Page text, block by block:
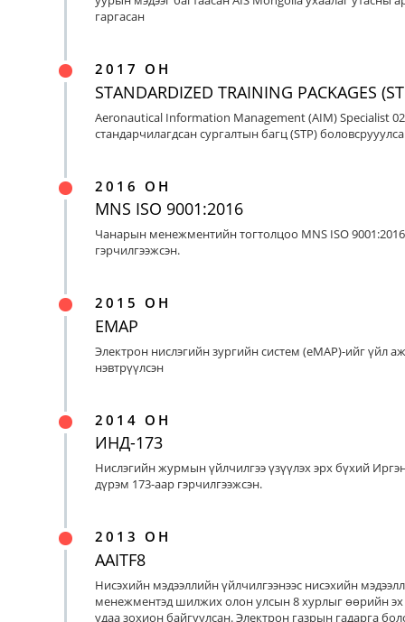
гаргасан
2017 ОН
STANDARDIZED TRAINING PACKAGES
Aeronautical Information Management (AIM) Specialist
стандарчилагдсан сургалтын багц (STP)
2016 ОН
MNS ISO 9001:2016
Чанарын менежментийн тогтолцоо MNS ISO
гэрчилгээжсэн.
2015 ОН
EMAP
Электрон нислэгийн зургийн систем (eMAP)-ийг үйл
нэвтрүүлсэн
2014 ОН
ИНД-173
Нислэгийн журмын үйлчилгээ үзүүлэх эрх бүхий
дүрэм 173-аар гэрчилгээжсэн.
2013 ОН
AAITF8
Нисэхийн мэдээллийн үйлчилгээнээс нисэхийн
менежментэд шилжих олон улсын 8 хурлыг өөрийн
удаа зохион байгуулсан. Электрон газрын гадарга